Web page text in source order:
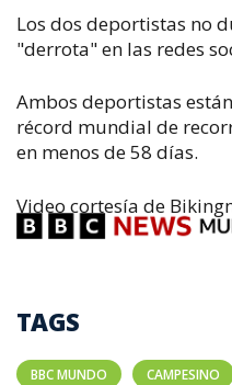
Los dos deportistas no
"derrota" en las redes
Ambos deportistas
récord mundial de
en menos de 58 días.
Video cortesía de
TAGS
BBC MUNDO CAMPESINO